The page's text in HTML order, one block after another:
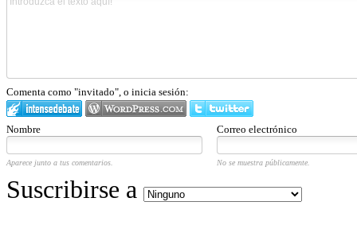
Comenta como "invitado", o inicia sesión:
Nombre Correo electrónico
Aparece junto a tus comentarios. No se muestra públicamente.
Suscribirse a